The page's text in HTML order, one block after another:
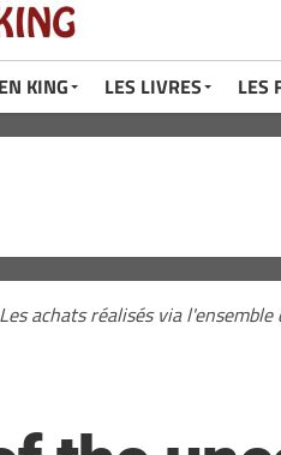
KING LES LIVRES LES
Les achats réalisés via